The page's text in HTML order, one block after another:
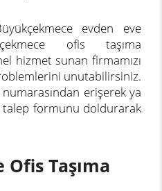
evden eve
ofis taşıma
hizmet sunan firmamızı
unutabilirsiniz.
erişerek ya
formunu doldurarak
Taşıma